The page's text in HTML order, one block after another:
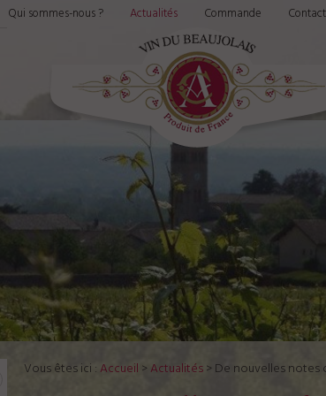
Qui sommes-nous ? Actualités Commande
Vous êtes ici : Accueil >Actualités> De nouvelles notes